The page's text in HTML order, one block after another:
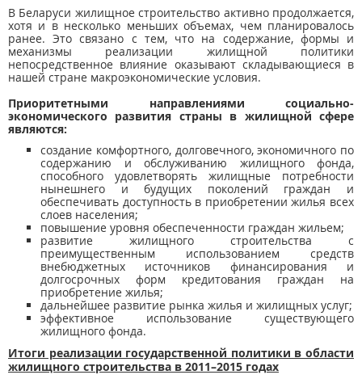
В Беларуси жилищное строительство активно продолжается,
хотя и в несколько меньших объемах, чем планировалось
ранее. Это связано с тем, что на содержание, формы и
механизмы реализации жилищной политики
непосредственное влияние оказывают складывающиеся в
нашей стране макроэкономические условия.
Приоритетными направлениями социально-
экономического развития страны в жилищной сфере
являются:
создание комфортного, долговечного, экономичного по
содержанию и обслуживанию жилищного фонда,
способного удовлетворять жилищные потребности
нынешнего и будущих поколений граждан и
обеспечивать доступность в приобретении жилья всех
слоев населения;
повышение уровня обеспеченности граждан жильем;
развитие жилищного строительства с
преимущественным использованием средств
внебюджетных источников финансирования и
долгосрочных форм кредитования граждан на
приобретение жилья;
дальнейшее развитие рынка жилья и жилищных услуг;
эффективное использование существующего
жилищного фонда.
Итоги реализации государственной политики в области
жилищного строительства в 2011–2015 годах